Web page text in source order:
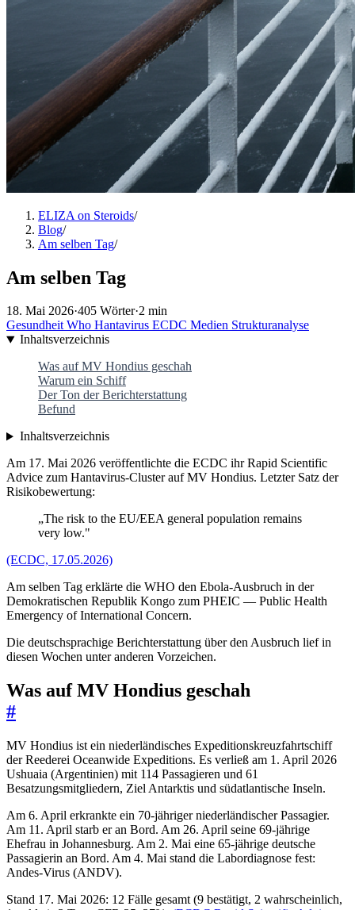
ELIZA on Steroids/
Blog/
Am selben Tag/
Am selben Tag
18. Mai 2026·405 Wörter·2 min
GesundheitWho Hantavirus ECDC Medien Strukturanalyse
Inhaltsverzeichnis
Was auf MV Hondius geschah
Warum ein Schiff
Der Ton der Berichterstattung
Befund
Inhaltsverzeichnis
Am 17. Mai 2026 veröffentlichte die ECDC ihr Rapid Scientific
Advice zum Hantavirus-Cluster auf MV Hondius. Letzter Satz der
Risikobewertung:
„The risk to the EU/EEA general population remains
very low."
(ECDC, 17.05.2026)
Am selben Tag erklärte die WHO den Ebola-Ausbruch in der
Demokratischen Republik Kongo zum PHEIC — Public Health
Emergency of International Concern.
Die deutschsprachige Berichterstattung über den Ausbruch lief in
diesen Wochen unter anderen Vorzeichen.
Was auf MV Hondius geschah
#
MV Hondius ist ein niederländisches Expeditionskreuzfahrtschiff
der Reederei Oceanwide Expeditions. Es verließ am 1. April 2026
Ushuaia (Argentinien) mit 114 Passagieren und 61
Besatzungsmitgliedern, Ziel Antarktis und südatlantische Inseln.
Am 6. April erkrankte ein 70-jähriger niederländischer Passagier.
Am 11. April starb er an Bord. Am 26. April seine 69-jährige
Ehefrau in Johannesburg. Am 2. Mai eine 65-jährige deutsche
Passagierin an Bord. Am 4. Mai stand die Labordiagnose fest:
Andes-Virus (ANDV).
Stand 17. Mai 2026: 12 Fälle gesamt (9 bestätigt, 2 wahrscheinlich,